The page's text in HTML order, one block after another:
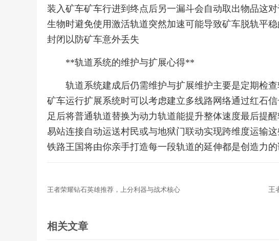
装入矿车矿车行进到终点后另一漏斗会自动取出物品这
生物时避免使用激活轨道突然加速可能导致矿车脱轨平
封闭以防矿车意外丢失
**轨道系统的维护与扩展心得**
轨道系统建成后仍需维护与扩展维护主要是定期检
矿车运行扩展系统时可以考虑建立多线路网络通过红石
足后将普通轨道替换为动力轨道能提升整体速度最后提
易站连接自动运送村民或与地狱门联动实现跨维度运输
铁路王国将由你亲手打造每一段轨道的延伸都是创造力的
王者荣耀钻石英雄推荐，上分利器与战术核心
王
相关文章